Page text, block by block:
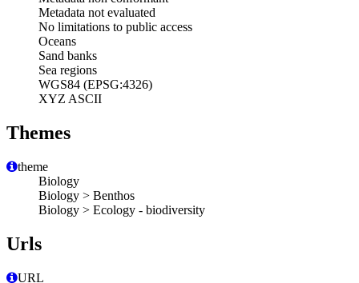
Metadata not evaluated
No limitations to public access
Oceans
Sand banks
Sea regions
WGS84 (EPSG:4326)
XYZ ASCII
Themes
theme
Biology
Biology > Benthos
Biology > Ecology - biodiversity
Urls
URL